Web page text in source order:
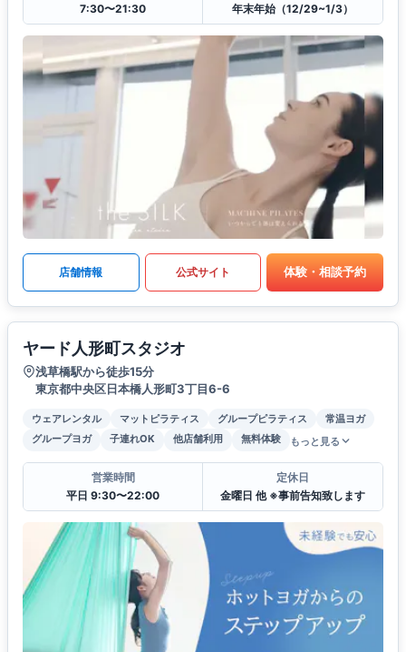
7:30〜21:30
年末年始（12/29~1/3）
店舗情報 公式サイト 体験・相談予約
ヤード人形町スタジオ
浅草橋駅から徒歩15分
東京都中央区日本橋人形町3丁目6-6
ウェアレンタル マットピラティス グループピラティス
常温ヨガ
グループヨガ
子連れOK 他店舗利用 無料体験 もっと見る
営業時間
平日 9:30〜22:00
定休日
金曜日 他 ※事前告知致します